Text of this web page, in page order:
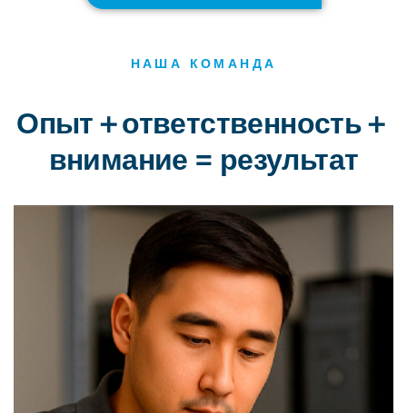
НАША КОМАНДА
Опыт＋ответственность＋
внимание = результат